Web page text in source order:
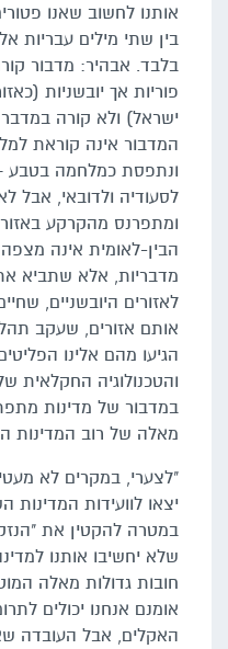
אותנו לחשוב שאנו
בין שתי מילים
בלבד. אבהיר: מדבור
פוריות אך יובשניות
ישראל) ולא קורה
המדבור אינה קוראת
ונתפסת כמלחמה בטבע
לסעודיה ולדובאי, אבל
ומתפרנס מהקרקע
הבין-לאומית אינה
מדבריות, אלא שתביא
לאזורים היובשניים,
אותם אזורים, שעקב
הגיעו מהם אלינו
והטכנולוגיה החקלאית
במדבור של מדינות
מאלה של רוב המדינות
"לצערי, במקרים לא
יצאו לוועידות
במטרה להקטין את
שלא יחשיבו אותנו
חובות גדולות מאלה
אומנם אנחנו יכולים
האקלים, אבל העובדה